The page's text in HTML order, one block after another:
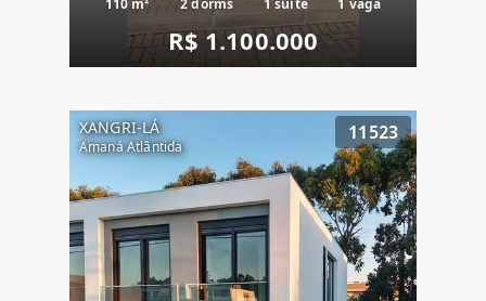
R$ 1.100.000
XANGRI-LÁ
Amaná Atlântida
11523